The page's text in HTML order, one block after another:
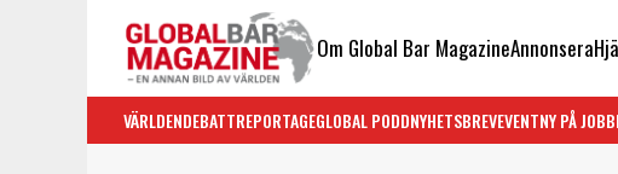
Om Global Bar MagazineAnnonsera
VÄRLDENDEBATTREPORTAGEGLOBAL PODDNYHETSBREVEVENTNY PÅ